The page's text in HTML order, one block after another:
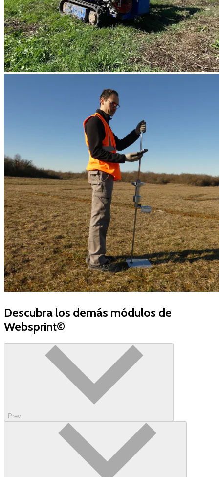
Descubra los demás módulos de
Websprint©
Prev